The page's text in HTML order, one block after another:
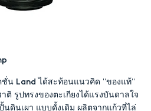
ชั่น Land ได้สะท้อนแนวคิด "ของแท้"
รูปทรงของตะเกียงได้แรงบันดาลใจ
นดินเผา แบบดั้งเดิม ผลิตจากแก้วที่ไล่